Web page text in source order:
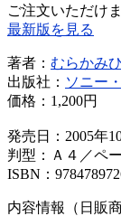
ご注文いただけ
最新版を見る
著者： むらかみ
出版社： ソニー
価格： 1,200円
発売日：2005年
判型：Ａ４／ペ
ISBN：
内容情報（日販